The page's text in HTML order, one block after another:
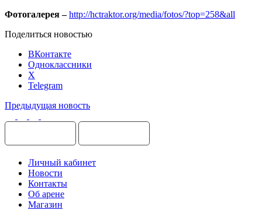
Фотогалерея – http://hctraktor.org/media/fotos/?top=258&all
Поделиться новостью
ВКонтакте
Одноклассники
X
Telegram
Предыдущая новость
Личный кабинет
Новости
Контакты
Об арене
Магазин